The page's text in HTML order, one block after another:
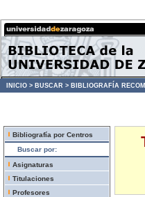
INICIO > BUSCAR > BIBLIOGRAFÍA
Bibliografía por Centros
Buscar por:
Asignaturas
Titulaciones
Profesores